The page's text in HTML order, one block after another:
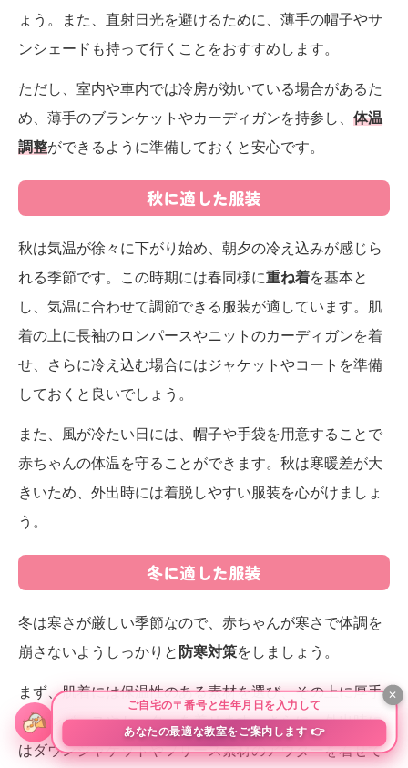
ょう。また、直射日光を避けるために、薄手の帽子やサ
ンシェードも持って行くことをおすすめします。
ただし、室内や車内では冷房が効いている場合があるた
め、薄手のブランケットやカーディガンを持参し、 体温
調整ができるように準備しておくと安心です。
秋に適した服装
秋は気温が徐々に下がり始め、朝夕の冷え込みが感じら
れる季節です。この時期には春同様に重ね着を基本と
し、気温に合わせて調節できる服装が適しています。肌
着の上に長袖のロンパースやニットのカーディガンを着
せ、さらに冷え込む場合にはジャケットやコートを準備
しておくと良いでしょう。
また、風が冷たい日には、帽子や手袋を用意することで
赤ちゃんの体温を守ることができます。秋は寒暖差が大
きいため、外出時には着脱しやすい服装を心がけましょ
う。
冬に適した服装
冬は寒さが厳しい季節なので、赤ちゃんが寒さで体調を
崩さないようしっかりと 防寒対策をしましょう。
まず、肌着には保温性のある素材を選び、その上に厚手
のロンパースやセーターを着せます。さらに、外出時に
はダウンジャケットやフリース素材のアウターを着せて